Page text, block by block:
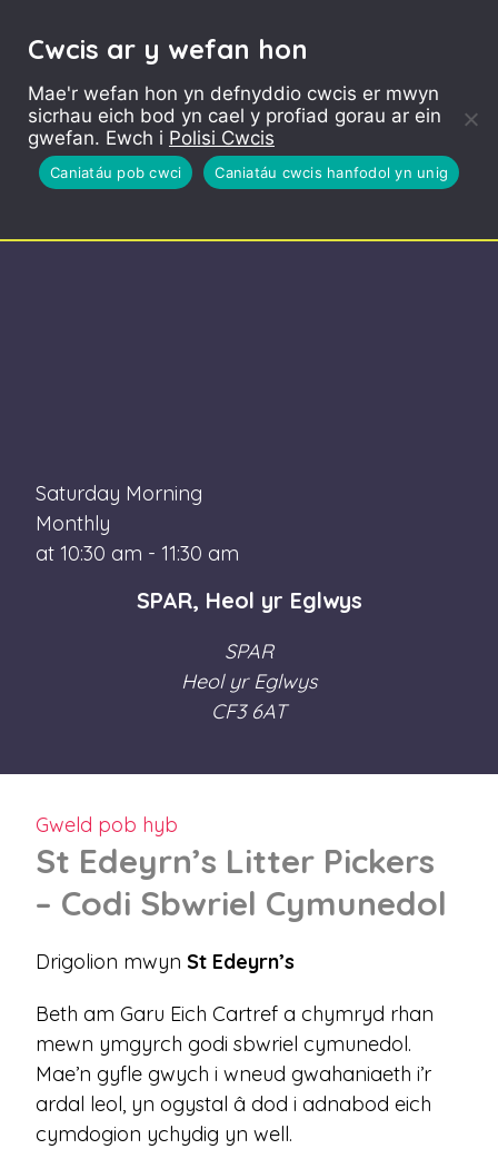
Gweld pob hyb
St Edeyrn’s Litter Pickers
– Codi Sbwriel Cymunedol
Drigolion mwyn St Edeyrn’s
Beth am Garu Eich Cartref a chymryd rhan
mewn ymgyrch godi sbwriel cymunedol.
Mae’n gyfle gwych i wneud gwahaniaeth i’r
ardal leol, yn ogystal â dod i adnabod eich
cymdogion ychydig yn well.
Saturday Morning
Monthly
at 10:30 am - 11:30 am
SPAR, Heol yr Eglwys
SPAR
Heol yr Eglwys
CF3 6AT
Cwcis ar y wefan hon
Mae'r wefan hon yn defnyddio cwcis er mwyn
sicrhau eich bod yn cael y profiad gorau ar ein
gwefan. Ewch i Polisi Cwcis
Caniatáu pob cwci Caniatáu cwcis hanfodol yn unig